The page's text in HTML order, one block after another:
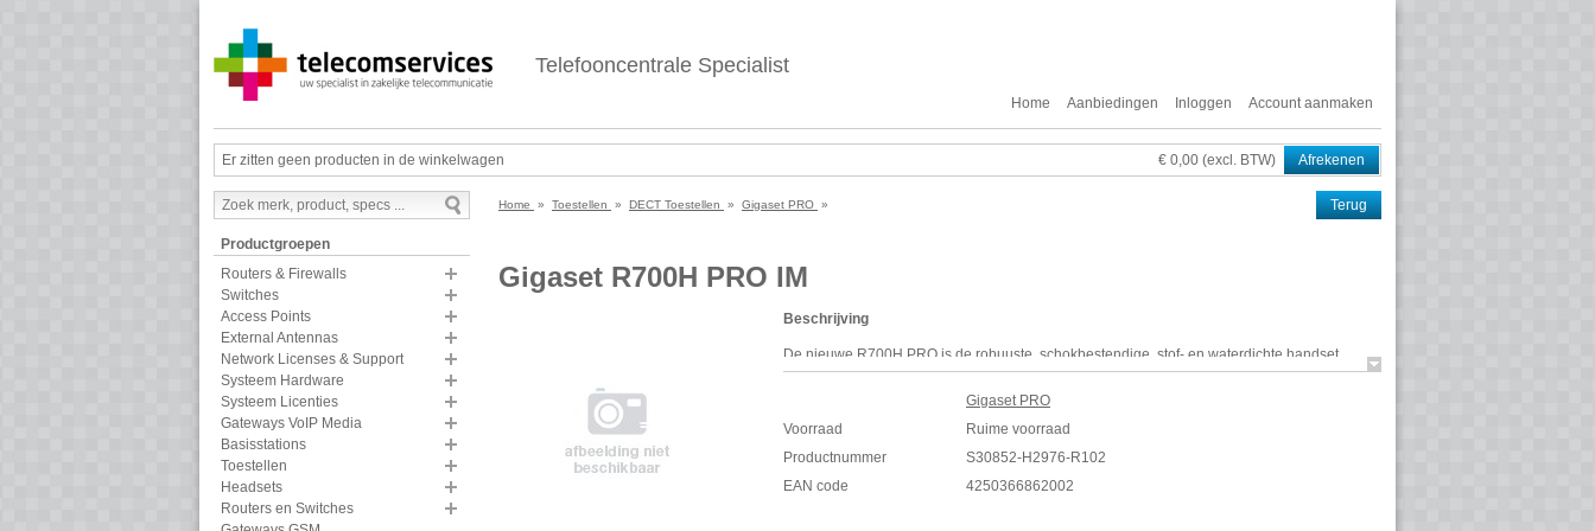
Telefooncentrale Specialist
Home Aanbiedingen Inloggen Account aanmaken
Er zitten geen producten in de winkelwagen € 0,00 (excl. BTW) Afrekenen
Productgroepen
Routers & Firewalls
Switches
Access Points
External Antennas
Network Licenses & Support
Systeem Hardware
Systeem Licenties
Gateways VoIP Media
Basisstations
Toestellen
Headsets
Routers en Switches
Home » Toestellen » DECT Toestellen » Gigaset PRO » Terug
Gigaset R700H PRO IM
Beschrijving
De nieuwe R700H PRO is de robuuste, schokbestendige, stof- en waterdichte handset
volgens IP65 in het Gigaset Professional-assortiment. Of het nu gaat om schokken door
vallen, waterstralen of stof, de handset is ontworpen om beschermd te zijn tegen de meeste
Gigaset PRO
Voorraad
Ruime voorraad
Productnummer
S30852-H2976-R102
EAN code
4250366862002